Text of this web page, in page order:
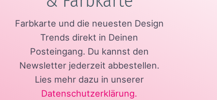
Farbkarte und die neuesten Design
Trends direkt in Deinen
Posteingang. Du kannst den
Newsletter jederzeit abbestellen.
Lies mehr dazu in unserer
Datenschutzerklärung.